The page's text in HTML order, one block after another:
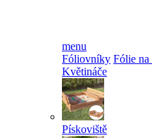
menu
Fóliovníky Fólie
Květináče
Pískoviště